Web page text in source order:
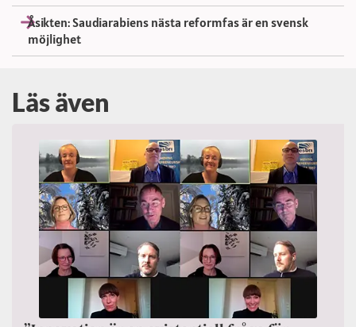
Åsikten: Saudiarabiens nästa reformfas är en svensk
möjlighet
Läs även